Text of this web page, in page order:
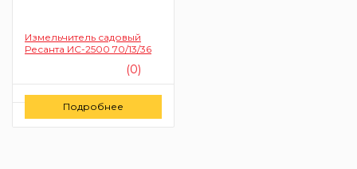
Измельчитель садовый
Ресанта ИС-2500 70/13/36
(0)
Заказать
Подробнее